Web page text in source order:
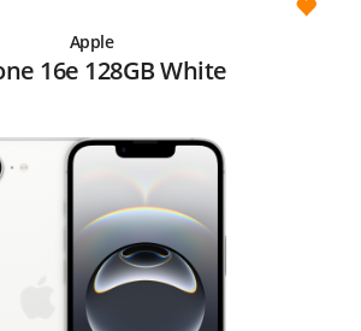
Apple
16e 128GB White